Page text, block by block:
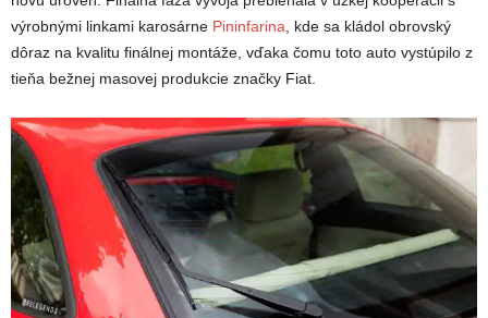
výrobnými linkami karosárne Pininfarina, kde sa kládol obrovský
dôraz na kvalitu finálnej montáže, vďaka čomu toto auto vystúpilo z
tieňa bežnej masovej produkcie značky Fiat.